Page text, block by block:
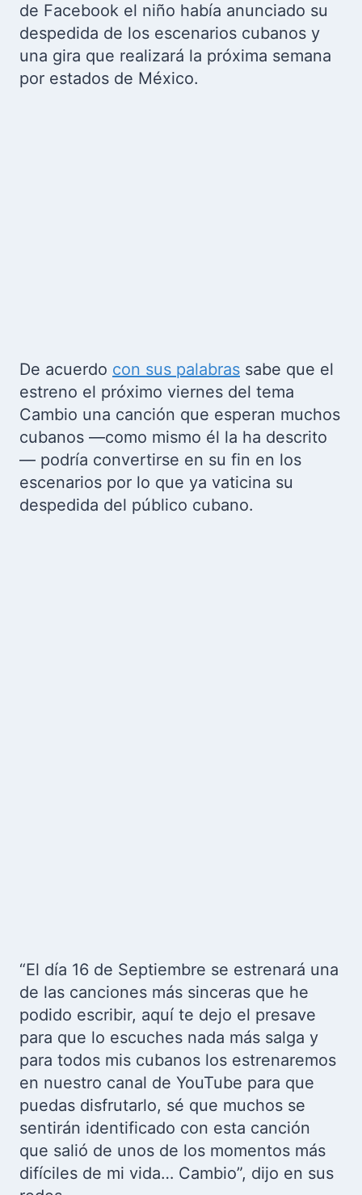
de Facebook el niño había anunciado su
despedida de los escenarios cubanos y
una gira que realizará la próxima semana
por estados de México.
De acuerdo con sus palabras sabe que el
estreno el próximo viernes del tema
Cambio una canción que esperan muchos
cubanos —como mismo él la ha descrito
— podría convertirse en su fin en los
escenarios por lo que ya vaticina su
despedida del público cubano.
“El día 16 de Septiembre se estrenará una
de las canciones más sinceras que he
podido escribir, aquí te dejo el presave
para que lo escuches nada más salga y
para todos mis cubanos los estrenaremos
en nuestro canal de YouTube para que
puedas disfrutarlo, sé que muchos se
sentirán identificado con esta canción
que salió de unos de los momentos más
difíciles de mi vida… Cambio”, dijo en sus